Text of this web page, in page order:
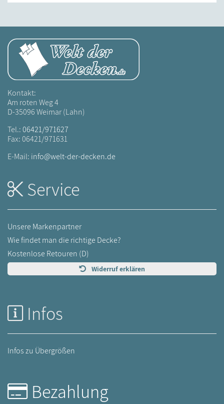
Kontakt:
Am roten Weg 4
D-35096 Weimar (Lahn)
Tel.:06421/971627
Fax: 06421/971631
E-Mail: info@welt-der-decken.de
Service
Unsere Markenpartner
Wie findet man die richtige Decke?
Kostenlose Retouren (D)
Widerruf erklären
Infos
Infos zu Übergrößen
Bezahlung